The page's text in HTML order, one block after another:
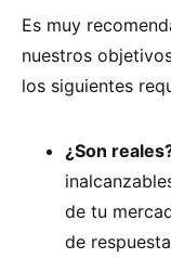
Es muy
nuestros
los siguientes
¿Son
de tu
de